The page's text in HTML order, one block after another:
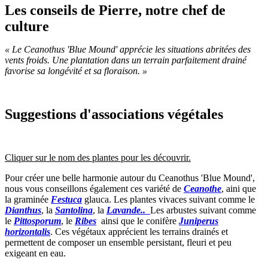
Les conseils de Pierre, notre chef de
culture
« Le Ceanothus 'Blue Mound' apprécie les situations abritées des
vents froids. Une plantation dans un terrain parfaitement drainé
favorise sa longévité et sa floraison. »
Suggestions d'associations végétales
Cliquer sur le nom des plantes pour les découvrir.
Pour créer une belle harmonie autour du Ceanothus 'Blue Mound',
nous vous conseillons également ces variété de Ceanothe, aini que
la graminée Festuca glauca. Les plantes vivaces suivant comme le
Dianthus, la Santolina, la Lavande.. Les arbustes suivant comme
le Pittosporum, le Ribes ainsi que le conifère Juniperus
horizontalis. Ces végétaux apprécient les terrains drainés et
permettent de composer un ensemble persistant, fleuri et peu
exigeant en eau.